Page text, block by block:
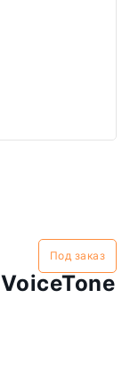
Под заказ